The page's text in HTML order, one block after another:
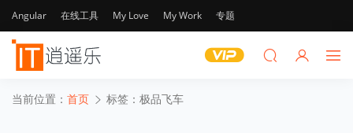
Angular 在线工具 My Love My Work 专题
当前位置： 首页 标签：极品飞车